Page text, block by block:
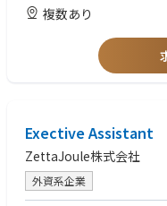
知識・技能：
・プラントメーカーにおい
た経験のある方
・工場設備や機械設備、関
画・立案ができる方
■職責
入社後は、用地交渉を中心
務を進めていただきます。
所属長やグループ、チーム
・用地交渉対応方針の検討、
・社内関係部署との調整・共有
・対応方針、社内関係部署と
・委託先との連携、課題発生
・定常業務を通じた業務プ
・不動産取引に関する基本
例：売買・賃貸借・地上権
に関する基礎的な理解
複数あり
Exective Assistant
ZettaJoule株式会社
外資系企業